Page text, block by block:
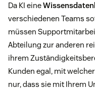
Da KI eine
verschiedenen Teams
müssen
Abteilung zur anderen
ihrem
Kunden egal, mit
nur, dass sie mit Ihrem